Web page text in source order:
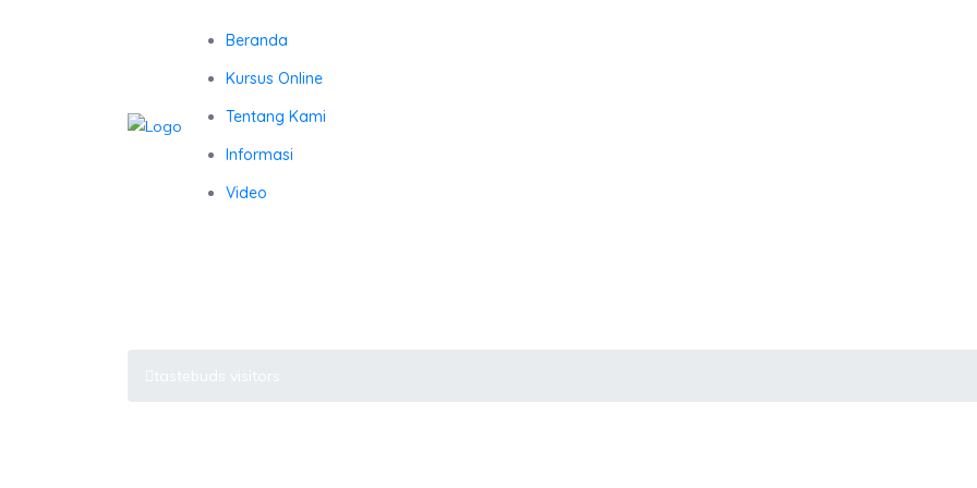
Beranda
Kursus Online
Tentang Kami
Informasi
Video